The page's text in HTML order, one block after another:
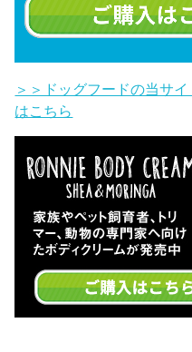
＞＞ドッグフードの当サ
はこちら